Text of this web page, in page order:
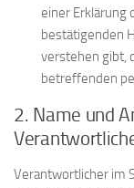
einer Erklärung
bestätigenden
verstehen gibt,
betreffenden
2. Name und
Verantwortlicher im